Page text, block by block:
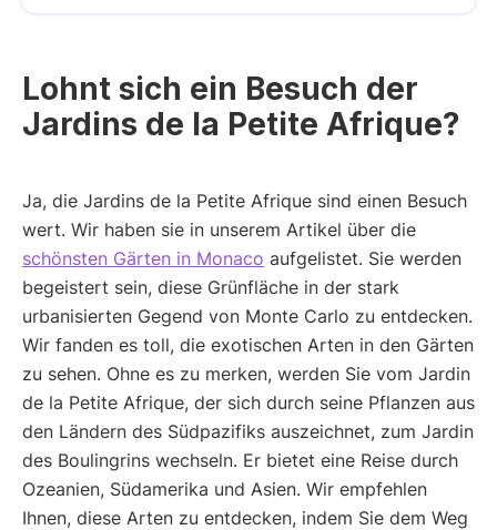
Lohnt sich ein Besuch der
Jardins de la Petite Afrique?
Ja, die Jardins de la Petite Afrique sind einen Besuch
wert. Wir haben sie in unserem Artikel über die
schönsten Gärten in Monaco aufgelistet. Sie werden
begeistert sein, diese Grünfläche in der stark
urbanisierten Gegend von Monte Carlo zu entdecken.
Wir fanden es toll, die exotischen Arten in den Gärten
zu sehen. Ohne es zu merken, werden Sie vom Jardin
de la Petite Afrique, der sich durch seine Pflanzen aus
den Ländern des Südpazifiks auszeichnet, zum Jardin
des Boulingrins wechseln. Er bietet eine Reise durch
Ozeanien, Südamerika und Asien. Wir empfehlen
Ihnen, diese Arten zu entdecken, indem Sie dem Weg